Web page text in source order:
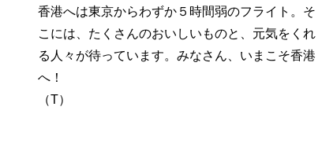
香港へは東京からわずか５時間弱のフライト。そ
こには、たくさんのおいしいものと、元気をくれ
る人々が待っています。みなさん、いまこそ香港
へ！
（T）